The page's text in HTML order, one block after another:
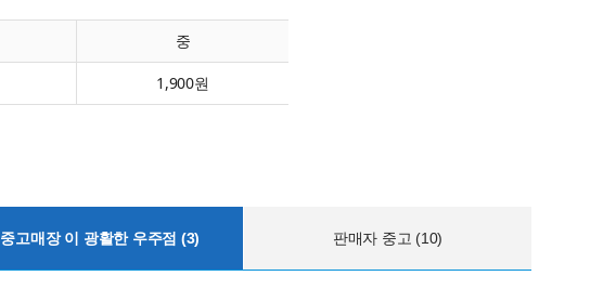
중
1,900원
중고매장 이 광활한 우주점 (3) 판매자 중고 (10)